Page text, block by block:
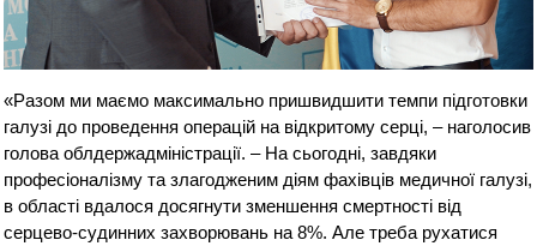
«Разом ми маємо максимально пришвидшити темпи підготовки
галузі до проведення операцій на відкритому серці, – наголосив
голова облдержадміністрації. – На сьогодні, завдяки
професіоналізму та злагодженим діям фахівців медичної галузі,
в області вдалося досягнути зменшення смертності від
серцево-судинних захворювань на 8%. Але треба рухатися